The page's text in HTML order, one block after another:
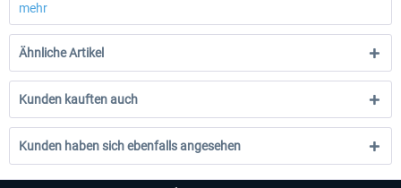
mehr
Ähnliche Artikel
Kunden kauften auch
Kunden haben sich ebenfalls angesehen